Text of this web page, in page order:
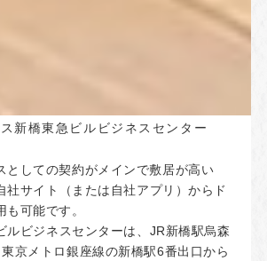
新橋東急ビルビジネスセンター
としての契約がメインで敷居が高い
社サイト（または自社アプリ）からド
も可能です。
ルビジネスセンターは、JR新橋駅烏森
京メトロ銀座線の新橋駅6番出口から